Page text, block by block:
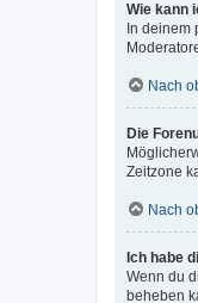
Wie kann
In deinem
Nach
Die
Zeitzone
Nach
Ich habe
Wenn du
beheben